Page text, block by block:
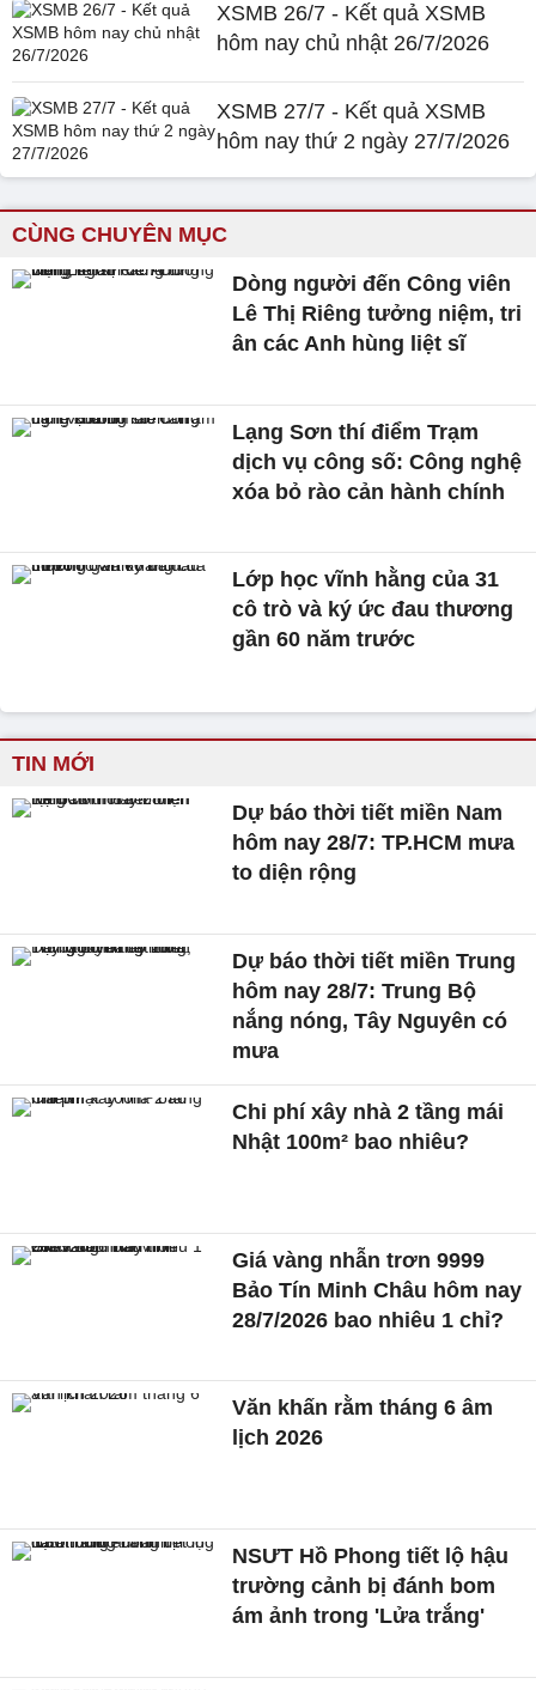
XSMB 26/7 - Kết quả XSMB
hôm nay chủ nhật 26/7/2026
XSMB 27/7 - Kết quả XSMB
hôm nay thứ 2 ngày 27/7/2026
CÙNG CHUYÊN MỤC
Dòng người đến Công viên
Lê Thị Riêng tưởng niệm, tri
ân các Anh hùng liệt sĩ
Lạng Sơn thí điểm Trạm
dịch vụ công số: Công nghệ
xóa bỏ rào cản hành chính
Lớp học vĩnh hằng của 31
cô trò và ký ức đau thương
gần 60 năm trước
TIN MỚI
Dự báo thời tiết miền Nam
hôm nay 28/7: TP.HCM mưa
to diện rộng
Dự báo thời tiết miền Trung
hôm nay 28/7: Trung Bộ
nắng nóng, Tây Nguyên có
mưa
Chi phí xây nhà 2 tầng mái
Nhật 100m² bao nhiêu?
Giá vàng nhẫn trơn 9999
Bảo Tín Minh Châu hôm nay
28/7/2026 bao nhiêu 1 chỉ?
Văn khấn rằm tháng 6 âm
lịch 2026
NSƯT Hồ Phong tiết lộ hậu
trường cảnh bị đánh bom
ám ảnh trong 'Lửa trắng'